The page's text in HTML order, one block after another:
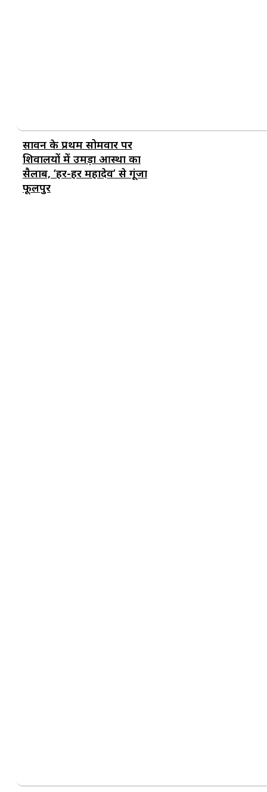
सावन के प्रथम सोमवार पर
शिवालयों में उमड़ा आस्था का
सैलाब, ‘हर-हर महादेव’ से गूंजा
फूलपुर